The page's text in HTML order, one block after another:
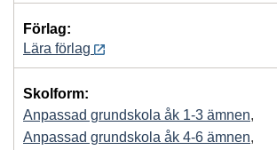
Förlag:
Lära förlag
Skolform:
Anpassad grundskola åk 1-3 ämnen,
Anpassad grundskola åk 4-6 ämnen,